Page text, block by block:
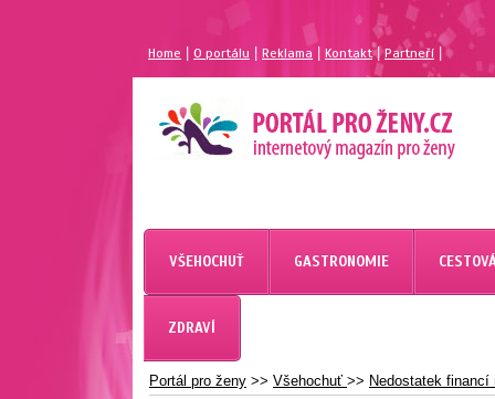
Home |O portálu Reklama Kontakt| Partneří
MAGAZÍN PRO ŽENY
PORTÁL PRO ŽENY.CZ
VŠEHOCHUŤ GASTRONOMIE
ZDRAVÍ
Portál pro ženy >> Všehochuť >> Nedostatek